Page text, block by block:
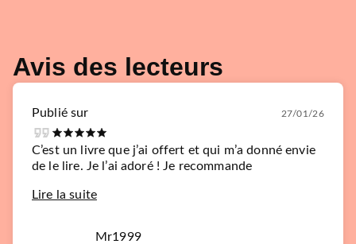
Avis des lecteurs
Publié sur 27/01/26
C’est un livre que j’ai offert et qui m’a donné envie
de le lire. Je l’ai adoré ! Je recommande
Lire la suite
Mr1999